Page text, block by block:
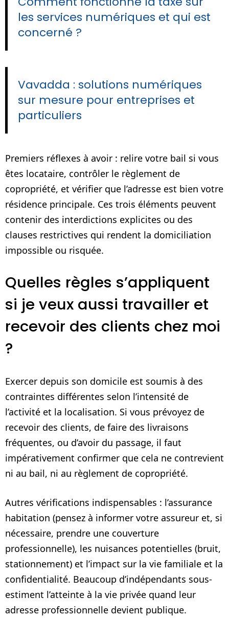
les services numériques et qui est
concerné ?
Vavadda : solutions numériques
sur mesure pour entreprises et
particuliers
Premiers réflexes à avoir : relire votre bail si vous
êtes locataire, contrôler le règlement de
copropriété, et vérifier que l’adresse est bien votre
résidence principale. Ces trois éléments peuvent
contenir des interdictions explicites ou des
clauses restrictives qui rendent la domiciliation
impossible ou risquée.
Quelles règles s’appliquent
si je veux aussi travailler et
recevoir des clients chez moi
?
Exercer depuis son domicile est soumis à des
contraintes différentes selon l’intensité de
l’activité et la localisation. Si vous prévoyez de
recevoir des clients, de faire des livraisons
fréquentes, ou d’avoir du passage, il faut
impérativement confirmer que cela ne contrevient
ni au bail, ni au règlement de copropriété.
Autres vérifications indispensables : l’assurance
habitation (pensez à informer votre assureur et, si
nécessaire, prendre une couverture
professionnelle), les nuisances potentielles (bruit,
stationnement) et l’impact sur la vie familiale et la
confidentialité. Beaucoup d’indépendants sous-
estiment l’atteinte à la vie privée quand leur
adresse professionnelle devient publique.